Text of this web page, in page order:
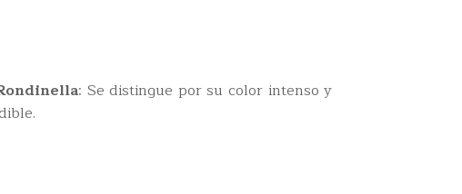
: Se distingue por su color intenso y